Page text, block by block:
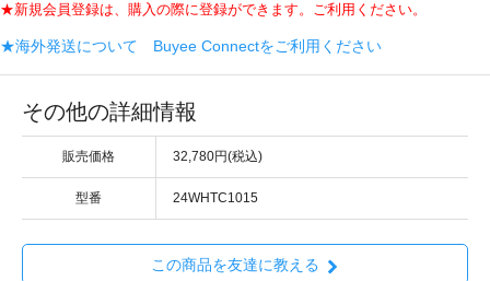
★新規会員登録は、購入の際に登録ができます。ご利用ください。
★海外発送について Buyee Connectをご利用ください
その他の詳細情報
販売価格 32,780円(税込)
型番 24WHTC1015
この商品を友達に教える